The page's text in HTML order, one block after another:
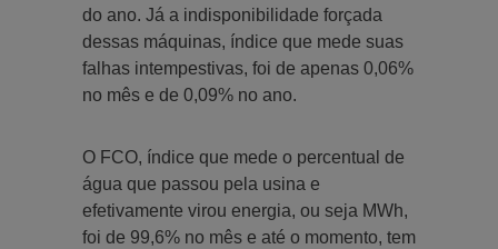
do ano. Já a indisponibilidade forçada
dessas máquinas, índice que mede suas
falhas intempestivas, foi de apenas 0,06%
no mês e de 0,09% no ano.
O FCO, índice que mede o percentual de
água que passou pela usina e
efetivamente virou energia, ou seja MWh,
foi de 99,6% no mês e até o momento, tem